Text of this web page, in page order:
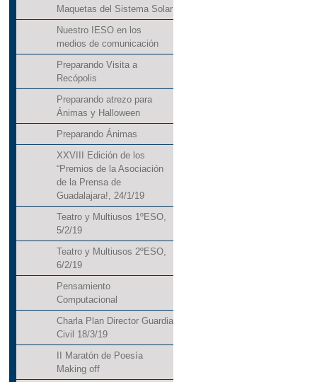
Maquetas del Sistema Solar
Nuestro IESO en los
medios de comunicación
Preparando Visita a
Recópolis
Preparando atrezo para
Ánimas y Halloween
Preparando Ánimas
XXVIII Edición de los
“Premios de la Asociación
de la Prensa de
Guadalajara!, 24/1/19
Teatro y Multiusos 1ºESO,
5/2/19
Teatro y Multiusos 2ºESO,
6/2/19
Pensamiento
Computacional
Charla Plan Director Guardia
Civil 18/3/19
II Maratón de Poesía
Making off